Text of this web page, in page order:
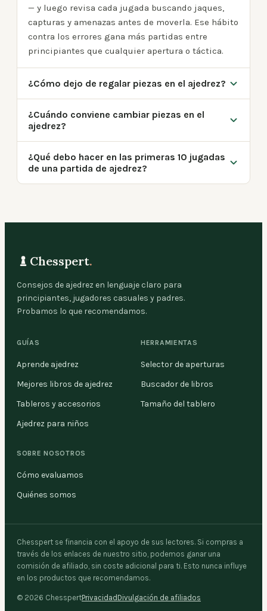
— y luego revisa cada jugada buscando jaques,
capturas y amenazas antes de moverla. Ese hábito
contra los errores gana más partidas entre
principiantes que cualquier apertura o táctica.
¿Cómo dejo de regalar piezas en el ajedrez?
¿Cuándo conviene cambiar piezas en el
ajedrez?
¿Qué debo hacer en las primeras 10 jugadas
de una partida de ajedrez?
Chesspert.
Consejos de ajedrez en lenguaje claro para
principiantes, jugadores casuales y padres.
Probamos lo que recomendamos.
GUÍAS
Aprende ajedrez
Mejores libros de ajedrez
Tableros y accesorios
Ajedrez para niños
HERRAMIENTAS
Selector de aperturas
Buscador de libros
Tamaño del tablero
SOBRE NOSOTROS
Cómo evaluamos
Quiénes somos
Chesspert se financia con el apoyo de sus lectores. Si compras a
través de los enlaces de nuestro sitio, podemos ganar una
comisión de afiliado, sin coste adicional para ti. Esto nunca influye
en los productos que recomendamos.
© 2026 ChesspertPrivacidadDivulgación de afiliados